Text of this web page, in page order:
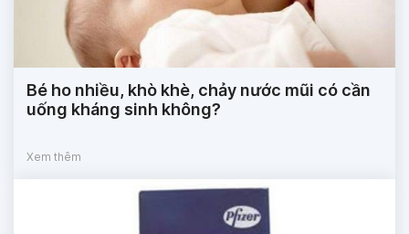
Bé ho nhiều, khò khè, chảy nước mũi có cần
uống kháng sinh không?
Xem thêm